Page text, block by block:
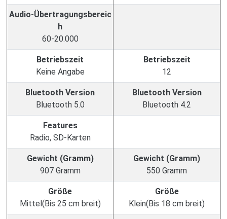
Audio-Übertragungsbereic
h
60-20.000
Betriebszeit
Keine Angabe
Betriebszeit
12
Bluetooth Version
Bluetooth 5.0
Bluetooth Version
Bluetooth 4.2
Features
Radio, SD-Karten
Gewicht (Gramm)
907 Gramm
Gewicht (Gramm)
550 Gramm
Größe
Mittel(Bis 25 cm breit)
Größe
Klein(Bis 18 cm breit)